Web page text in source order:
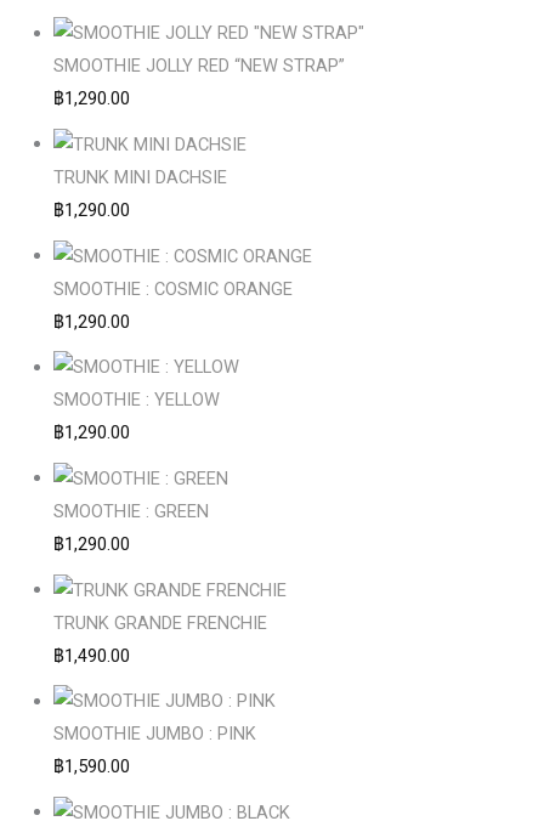
SMOOTHIE JOLLY RED “NEW STRAP”
฿1,290.00
TRUNK MINI DACHSIE
฿1,290.00
SMOOTHIE : COSMIC ORANGE
฿1,290.00
SMOOTHIE : YELLOW
฿1,290.00
SMOOTHIE : GREEN
฿1,290.00
TRUNK GRANDE FRENCHIE
฿1,490.00
SMOOTHIE JUMBO : PINK
฿1,590.00